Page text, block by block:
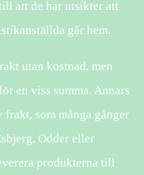
att de har utsikter att
går hem.
utan kostnad, men
en viss summa. Annars
som många gånger
Odder eller
produkterna till